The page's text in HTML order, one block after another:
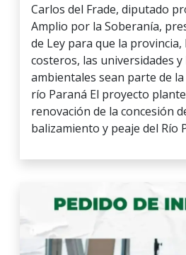
Carlos del Frade, diputado
Amplio por la Soberanía,
de Ley para que la
costeros, las universidades
ambientales sean parte de
río Paraná El proyecto
renovación de la concesión
balizamiento y peaje del Río